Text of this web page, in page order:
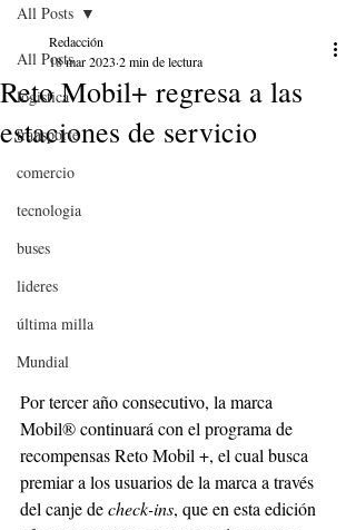
All Posts
logistica
transporte
comercio
tecnologia
buses
lideres
última milla
Mundial
All Posts
Reto Mobil+ regresa a las
estaciones de servicio
Redacción
18 mar 2023 2 min de lectura
Por tercer año consecutivo, la marca
Mobil® continuará con el programa de
recompensas Reto Mobil +, el cual busca
premiar a los usuarios de la marca a través
del canje de check-ins, que en esta edición